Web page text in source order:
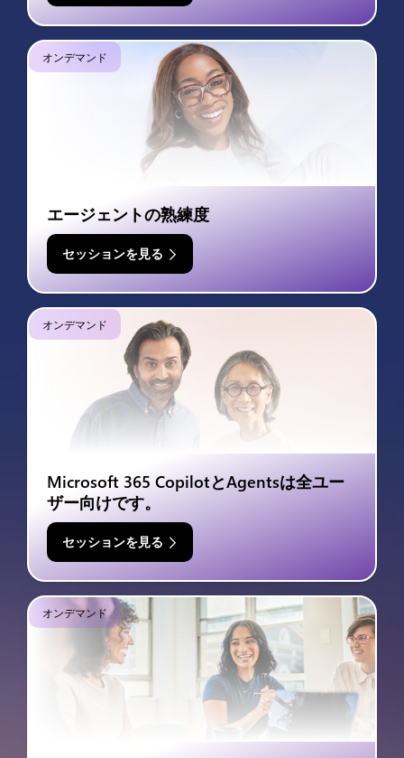
オンデマンド
エージェントの熟練度
セッションを見る
オンデマンド
Microsoft 365 CopilotとAgentsは全ユー
ザー向けです。
セッションを見る
オンデマンド